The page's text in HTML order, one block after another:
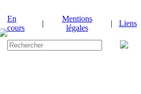
En
cours
|
Mentions
légales
| Liens